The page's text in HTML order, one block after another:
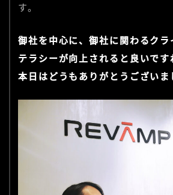
す。
御社を中心に、御社に関わるクラ
テラシーが向上されると良いです
本日はどうもありがとうございま